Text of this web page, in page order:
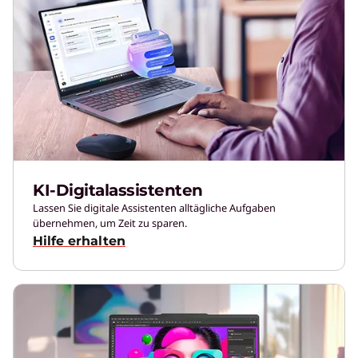
KI-Digitalassistenten
Lassen Sie digitale Assistenten alltägliche Aufgaben
übernehmen, um Zeit zu sparen.
Hilfe erhalten